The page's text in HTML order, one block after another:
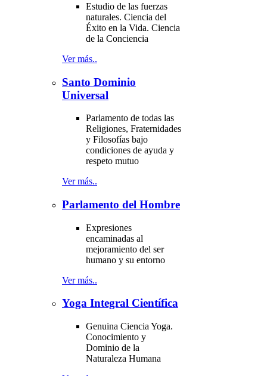
Estudio de las fuerzas
naturales. Ciencia del
Éxito en la Vida. Ciencia
de la Conciencia
Ver más..
Santo Dominio
Universal
Parlamento de todas las
Religiones, Fraternidades
y Filosofías bajo
condiciones de ayuda y
respeto mutuo
Ver más..
Parlamento del Hombre
Expresiones
encaminadas al
mejoramiento del ser
humano y su entorno
Ver más..
Yoga Integral Científica
Genuina Ciencia Yoga.
Conocimiento y
Dominio de la
Naturaleza Humana